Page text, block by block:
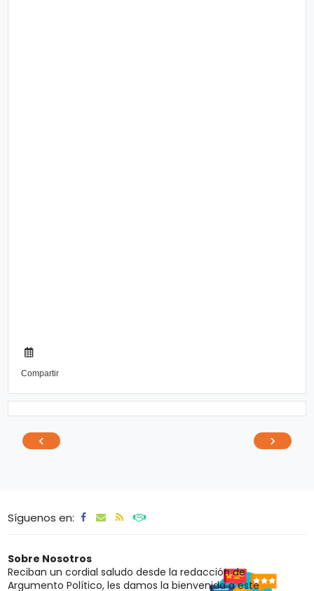
Compartir
‹ ›
Síguenos en:
Sobre Nosotros
Reciban un cordial saludo desde la redacción de
Argumento Político, les damos la bienvenida a este